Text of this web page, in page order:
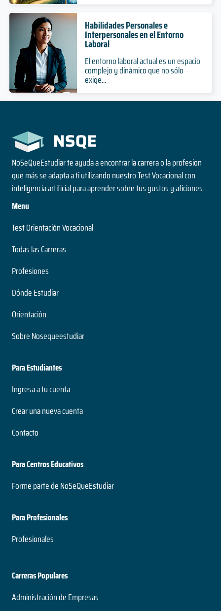
Habilidades Personales e
Interpersonales en el Entorno
Laboral
El entorno laboral actual es un espacio
complejo y dinámico que no sólo
exige...
NoSeQueEstudiar te ayuda a encontrar la carrera o la profesion
que más se adapta a ti utilizando nuestro Test Vocacional con
inteligencia artificial para aprender sobre tus gustos y aficiones.
Menu
Test Orientación Vocacional
Todas las Carreras
Profesiones
Dónde Estudiar
Orientación
Sobre Nosequeestudiar
Para Estudiantes
Ingresa a tu cuenta
Crear una nueva cuenta
Contacto
Para Centros Educativos
Forme parte de NoSeQueEstudiar
Para Profesionales
Profesionales
Carreras Populares
Administración de Empresas